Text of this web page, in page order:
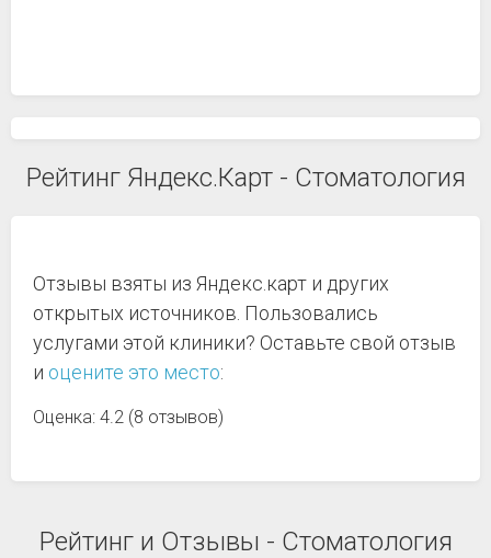
Рейтинг Яндекс.Карт - Стоматология
Отзывы взяты из Яндекс.карт и других
открытых источников. Пользовались
услугами этой клиники? Оставьте свой отзыв
и оцените это место:
Оценка: 4.2 (8 отзывов)
Рейтинг и Отзывы - Стоматология